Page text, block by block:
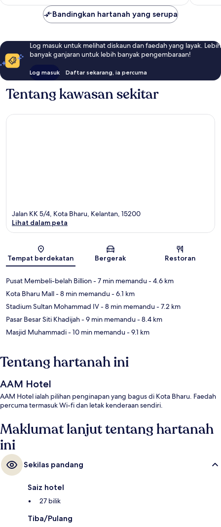
Bandingkan hartanah yang serupa
Log masuk untuk melihat diskaun dan faedah yang layak. Lebih
banyak ganjaran untuk lebih banyak pengembaraan!
Log masuk Daftar sekarang, ia percuma
Tentang kawasan sekitar
Peta
Jalan KK 5/4, Kota Bharu, Kelantan, 15200
Lihat dalam peta
Tempat berdekatan Bergerak Restoran
Pusat Membeli-belah Billion- 7 min memandu- 4.6 km
Kota Bharu Mall- 8 min memandu- 6.1 km
Stadium Sultan Mohammad IV- 8 min memandu- 7.2 km
Pasar Besar Siti Khadijah- 9 min memandu- 8.4 km
Masjid Muhammadi- 10 min memandu- 9.1 km
Tentang hartanah ini
AAM Hotel
AAM Hotel ialah pilihan penginapan yang bagus di Kota Bharu. Faedah
percuma termasuk Wi-fi dan letak kenderaan sendiri.
Maklumat lanjut tentang hartanah
ini
Sekilas pandang
Saiz hotel
27 bilik
Tiba/Pulang